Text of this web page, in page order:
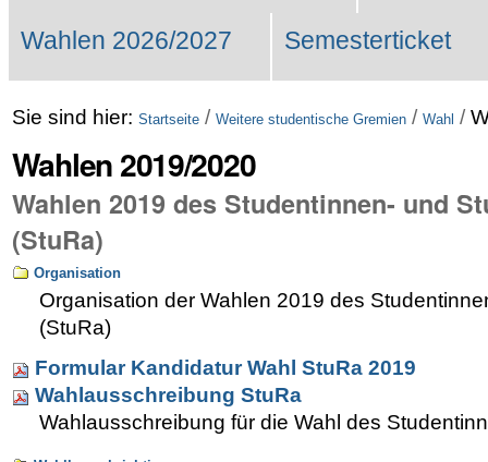
Wahlen 2026/2027 Semesterticket
Sie sind hier: Startseite / Weitere studentische Gremien / Wahl /
Wahlen 2019/2020
Wahlen 2019 des Studentinnen- und
(StuRa)
Organisation
Organisation der Wahlen 2019 des
(StuRa)
Formular Kandidatur Wahl StuRa 2019
Wahlausschreibung StuRa
Wahlausschreibung für die Wahl des